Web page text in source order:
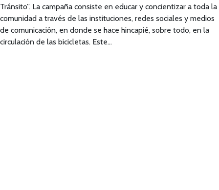
Tránsito”. La campaña consiste en educar y concientizar a toda la
comunidad a través de las instituciones, redes sociales y medios
de comunicación, en donde se hace hincapié, sobre todo, en la
circulación de las bicicletas. Este…